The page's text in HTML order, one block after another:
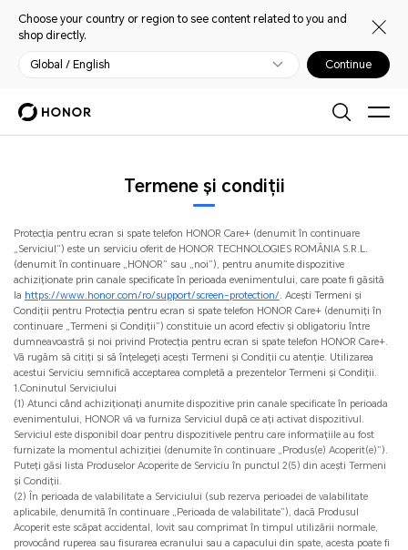
Choose your country or region to see content related to you and
shop directly.
Global / English Continue
Termene și condiții
Protecția pentru ecran si spate telefon HONOR Care+ (denumit în continuare
„Serviciul”) este un serviciu oferit de HONOR TECHNOLOGIES ROMÂNIA S.R.L.
(denumit în continuare „HONOR” sau „noi”), pentru anumite dispozitive
achiziționate prin canale specificate în perioada evenimentului, care poate fi găsită
la https://www.honor.com/ro/support/screen-protection/. Acești Termeni și
Condiții pentru Protecția pentru ecran si spate telefon HONOR Care+ (denumiți în
continuare „Termeni și Condiții”) constituie un acord efectiv și obligatoriu între
dumneavoastră și noi privind Protecția pentru ecran si spate telefon HONOR Care+.
Vă rugăm să citiți și să înțelegeți acești Termeni și Condiții cu atenție. Utilizarea
acestui Serviciu semnifică acceptarea completă a prezentelor Termeni și Condiții.
1.Coninutul Serviciului
(1) Atunci când achiziționați anumite dispozitive prin canale specificate în perioada
evenimentului, HONOR vă va furniza Serviciul după ce ați activat dispozitivul.
Serviciul este disponibil doar pentru dispozitivele pentru care informațiile au fost
furnizate la momentul achiziției (denumite în continuare „Produs(e) Acoperit(e)”).
Puteți găsi lista Produselor Acoperite de Serviciu în punctul 2(5) din acești Termeni
și Condiții.
(2) În perioada de valabilitate a Serviciului (sub rezerva perioadei de valabilitate
aplicabile, denumită în continuare „Perioada de valabilitate”), dacă Produsul
Acoperit este scăpat accidental, lovit sau comprimat în timpul utilizării normale,
provocând ruperea sau fisurarea ecranului sau a capacului din spate, acesta poate fi